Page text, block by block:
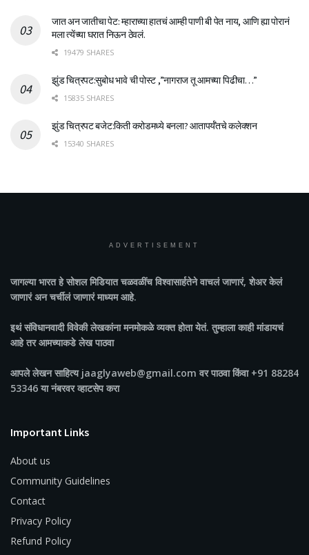
जात अन जातीचा पेट: म्हाराच्या हातचं आम्ही पाणी बी पेत नाय, आणि ह्या पोरानं
मला त्येंच्या घरात निऊन ठेवलं.
19479 SHARES
झुंड चित्रपट:सुबोध भावे ची पोस्ट ,”नागराज तू आमच्या पिढीचा…”
15835 SHARES
झुंड चित्रपट बजेट:किती करोडमध्ये बनला? आतापर्यँतचे कलेक्शन
15340 SHARES
ADVERTISEMENT
जागल्या भारतहे सोशल मिडियात चळवळींच विश्वासार्हतेने वाचलं जाणारं, शेअर केलं
जाणारं अन चर्चीलं जाणारं माध्यम आहे.
इथं संविधानवादी विवेकी लेखकांना मनमोकळे व्यक्त होता येतं. तुम्हाला काही मांडायचं
आहे तर आमच्याकडे लेख पाठवा
आपले लेखन साहित्य jaaglyaweb@gmail.com वर पाठवा किंवा +91 88284
53346 या नंबरवर व्हाटसेप करा
Important Links
About us
Community Guidelines
Contact
Privacy Policy
Refund Policy